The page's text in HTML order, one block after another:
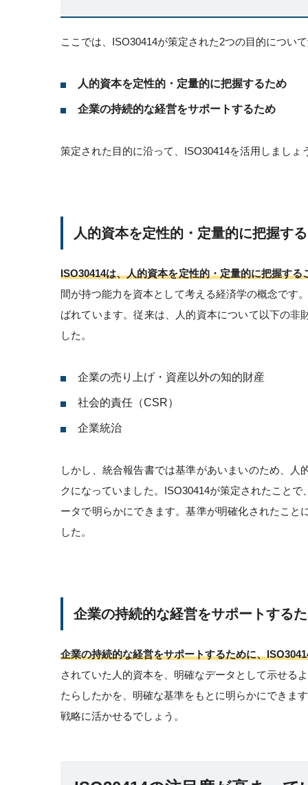
ここでは、ISO30414が策定された2つの目的につい
人的資本を定性的・定量的に把握するため
企業の持続的な経営をサポートするため
策定された目的に沿って、ISO30414を活用しましょ
人的資本を定性的・定量的に把握す
ISO30414は、人的資本を定性的・定量的に把握す
間が持つ能力を資本として考える経済学の概念です
ばれています。従来は、人的資本について以下の
した。
企業の売り上げ・資産以外の知的財産
社会的責任（CSR）
企業統治
しかし、統合報告書では基準があいまいのため、
クになっていました。ISO30414が策定されたこと
ータで明らかにできます。基準が明確化されたこ
した。
企業の持続的な経営をサポートする
企業の持続的な経営をサポートするために、
されていた人的資本を、明確なデータとして示せる
たらしたかを、明確な基準をもとに明らかにできま
戦略に活かせるでしょう。